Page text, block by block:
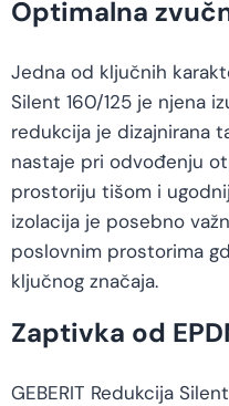
Optimalna
Jedna od ključnih
Silent 160/125 je njena
redukcija je dizajnirana
nastaje pri odvođenju
prostoriju tišom i
izolacija je posebno
poslovnim prostorima
ključnog značaja.
Zaptivka od
GEBERIT Redukcija